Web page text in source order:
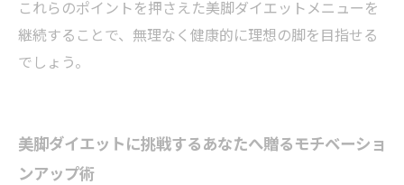
これらのポイントを押さえた美脚ダイエットメニューを
継続することで、無理なく健康的に理想の脚を目指せる
でしょう。
美脚ダイエットに挑戦するあなたへ贈るモチベーショ
ンアップ術